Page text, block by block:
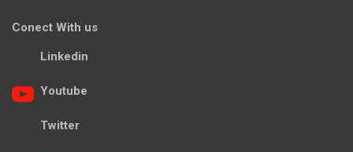
Conect With us
Linkedin
Youtube
Twitter